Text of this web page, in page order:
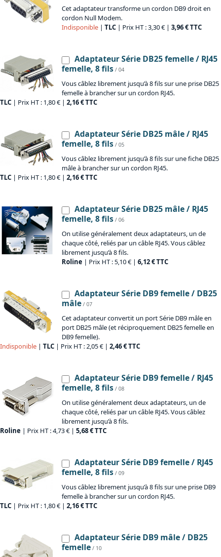
Cet adaptateur transforme un cordon DB9 droit en
cordon Null Modem.
Indisponible | TLC | Prix HT : 3,30 € | 3,96 € TTC
Adaptateur Série DB25 femelle / RJ45
femelle, 8 fils / 04
Vous câblez librement jusqu’à 8 fils sur une prise DB25
femelle à brancher sur un cordon RJ45.
TLC | Prix HT : 1,80 € | 2,16 € TTC
Adaptateur Série DB25 mâle / RJ45
femelle, 8 fils / 05
Vous câblez librement jusqu’à 8 fils sur une fiche DB25
mâle à brancher sur un cordon RJ45.
TLC | Prix HT : 1,80 € | 2,16 € TTC
Adaptateur Série DB25 mâle / RJ45
femelle, 8 fils / 06
On utilise généralement deux adaptateurs, un de
chaque côté, reliés par un câble RJ45. Vous câblez
librement jusqu’à 8 fils.
Roline | Prix HT : 5,10 € | 6,12 € TTC
Adaptateur Série DB9 femelle / DB25
mâle / 07
Cet adaptateur convertit un port Série DB9 mâle en
port DB25 mâle (et réciproquement DB25 femelle en
DB9 femelle).
Indisponible | TLC | Prix HT : 2,05 € | 2,46 € TTC
Adaptateur Série DB9 femelle / RJ45
femelle, 8 fils / 08
On utilise généralement deux adaptateurs, un de
chaque côté, reliés par un câble RJ45. Vous câblez
librement jusqu’à 8 fils.
Roline | Prix HT : 4,73 € | 5,68 € TTC
Adaptateur Série DB9 femelle / RJ45
femelle, 8 fils / 09
Vous câblez librement jusqu’à 8 fils sur une prise DB9
femelle à brancher sur un cordon RJ45.
TLC | Prix HT : 1,80 € | 2,16 € TTC
Adaptateur Série DB9 mâle / DB25
femelle / 10